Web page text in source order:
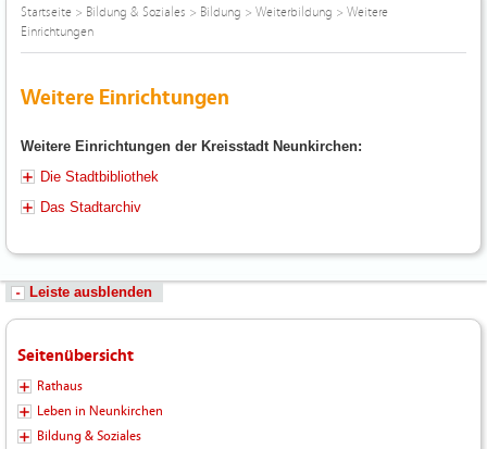
Startseite > Bildung & Soziales > Bildung > Weiterbildung > Weitere
Einrichtungen
Weitere Einrichtungen
Weitere Einrichtungen der Kreisstadt Neunkirchen:
Die Stadtbibliothek
Das Stadtarchiv
Leiste ausblenden
Seitenübersicht
Rathaus
Leben in Neunkirchen
Bildung & Soziales